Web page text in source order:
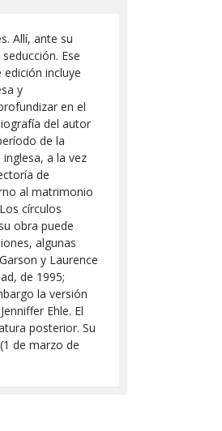
Allí, ante su
Ese
incluye
y
en el
del autor
de la
a la vez
de
al matrimonio
círculos
obra puede
algunas
y Laurence
de 1995;
la versión
Ehle. El
posterior. Su
de marzo de